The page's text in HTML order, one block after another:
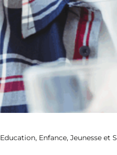
Education, Enfance, Jeunesse et